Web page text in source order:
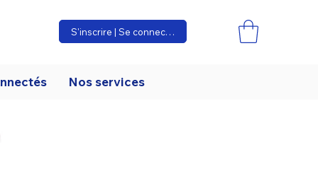
S'inscrire | Se connecter
Nos services